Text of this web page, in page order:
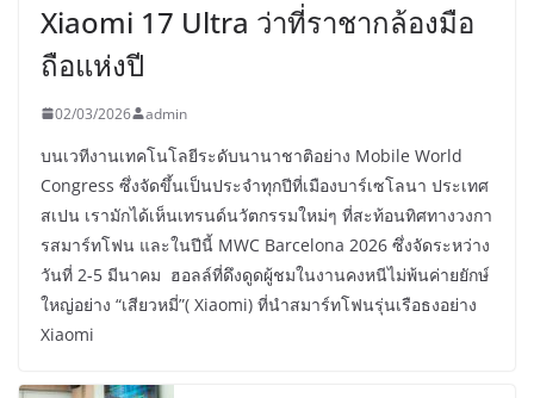
Xiaomi 17 Ultra ว่าที่ราชากล้องมือ
ถือแห่งปี
02/03/2026 admin
บนเวทีงานเทคโนโลยีระดับนานาชาติอย่าง Mobile World
Congress ซึ่งจัดขึ้นเป็นประจำทุกปีที่เมืองบาร์เซโลนา ประเทศ
สเปน เรามักได้เห็นเทรนด์นวัตกรรมใหม่ๆ ที่สะท้อนทิศทางวงกา
รสมาร์ทโฟน และในปีนี้ MWC Barcelona 2026 ซึ่งจัดระหว่าง
วันที่ 2-5 มีนาคม ฮอลล์ที่ดึงดูดผู้ชมในงานคงหนีไม่พ้นค่ายยักษ์
ใหญ่อย่าง “เสียวหมี่”( Xiaomi) ที่นำสมาร์ทโฟนรุ่นเรือธงอย่าง
Xiaomi